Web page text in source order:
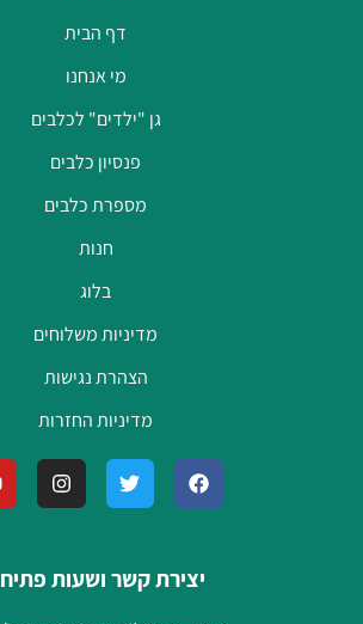
דף הבית
מי אנחנו
גן "ילדים" לכלבים
פנסיון כלבים
מספרת כלבים
חנות
בלוג
מדיניות משלוחים
הצהרת נגישות
מדיניות החזרות
יצירת קשר ושעות